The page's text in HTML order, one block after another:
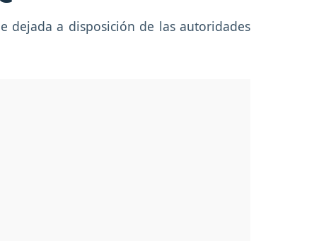
dejada a disposición de las autoridades